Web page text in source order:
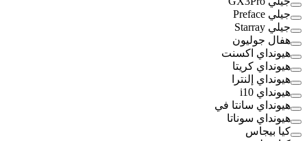
جيلي Preface
جيلي Starray
هفال جوليون
هيونداي اكسنت
هيونداي كريتا
هيونداي إلنترا
هيونداي i10
هيونداي سانتا في
هيونداي سوناتا
كيا بيجاس